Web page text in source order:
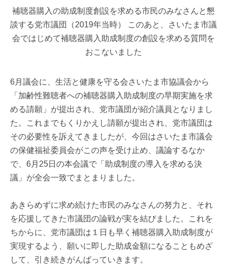
補聴器購入の助成制度創設を求める市民のみなさんと懇
談する党市議団（2019年当時） このあと、さいたま市議
会ではじめて補聴器購入助成制度の創設を求める質問を
おこないました
6月議会に、生活と健康を守る会さいたま市協議会から
「加齢性難聴者への補聴器購入助成制度の早期実施を求
める請願」が提出され、党市議団が紹介議員となりまし
た。これまでもくりかえし請願が提出され、党市議団は
その必要性を訴えてきましたが、今回はさいたま市議会
の保健福祉委員会がこの声を受け止め、議論するなか
で、6月25日の本会議で「助成制度の導入を求める決
議」が全会一致でまとまりました。
あきらめずに求め続けた市民のみなさんの努力と、それ
を応援してきた市議団の論戦が実を結びました。これを
ちからに、党市議団は１日も早く補聴器購入助成制度が
実現するよう、願いに即した助成金額になることもめざ
して、引き続きがんばっていきます。